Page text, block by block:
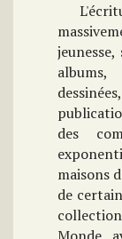
albums,
des
maisons
de